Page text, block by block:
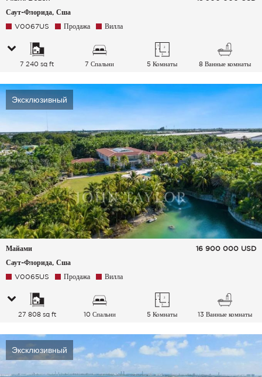
Саут-Флорида, Сша
V0067US Продажа Вилла
7 240 sq ft 7 Спальни 5 Комнаты 8 Ванные комнаты
Эксклюзивный
Майами
Саут-Флорида, Сша
16 900 000 USD
V0065US Продажа Вилла
27 808 sq ft 10 Спальни 5 Комнаты 13 Ванные комнаты
Эксклюзивный